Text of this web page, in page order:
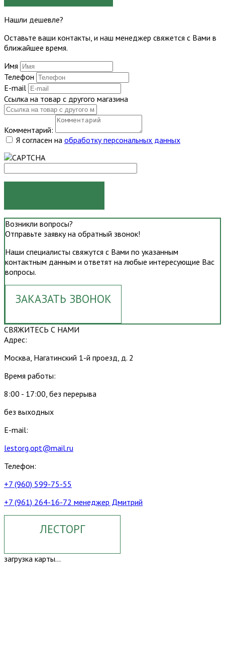
Нашли дешевле?
Оставьте ваши контакты, и наш менеджер свяжется с Вами в
ближайшее время.
Имя
Телефон
E-mail
Ссылка на товар с другого магазина
Комментарий:
Я согласен на обработку персональных данных
Возникли вопросы?
Отправьте заявку на обратный звонок!
Наши специалисты свяжутся с Вами по указанным
контактным данным и ответят на любые интересующие Вас
вопросы.
ЗАКАЗАТЬ ЗВОНОК
СВЯЖИТЕСЬ С НАМИ
Адрес:
Москва, Нагатинский 1-й проезд, д. 2
Время работы:
8:00 - 17:00, без перерыва
без выходных
E-mail:
lestorg.opt@mail.ru
Телефон:
+7 (960) 599-75-55
+7 (961) 264-16-72 менеджер Дмитрий
ЛЕСТОРГ
загрузка карты...